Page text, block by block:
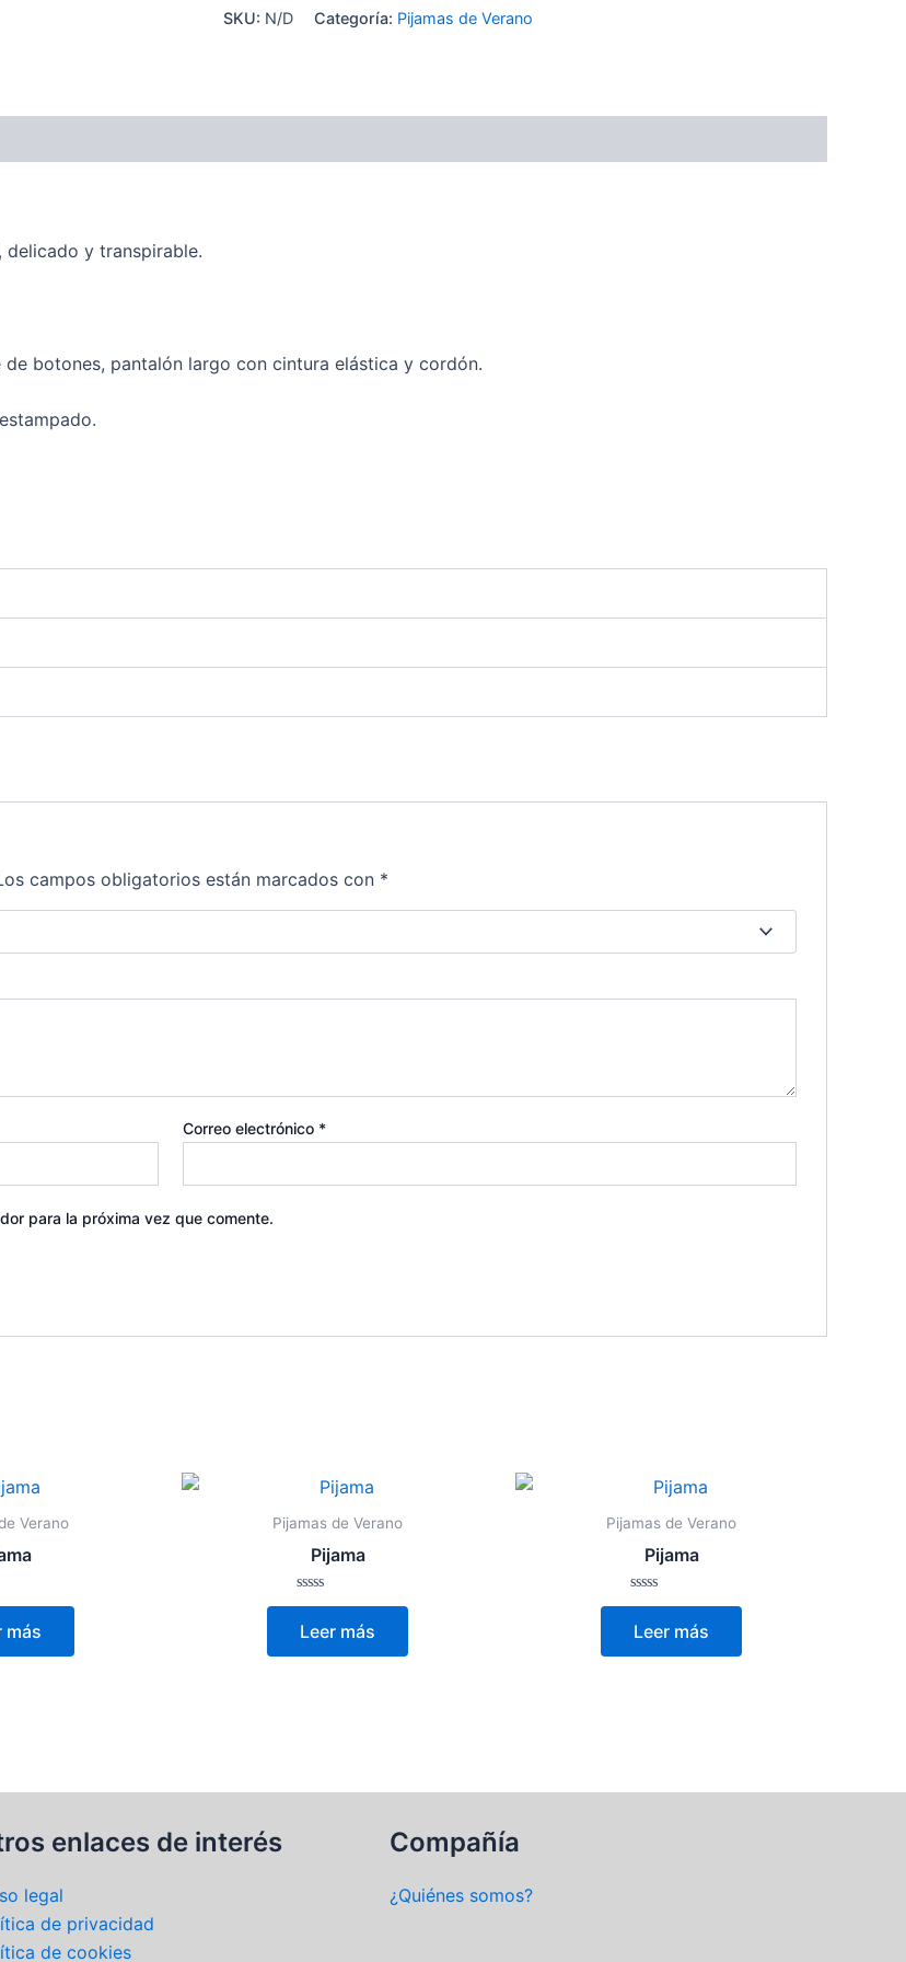
SKU: N/D Categoría: Pijamas de Verano
delicado y transpirable.
botones, pantalón largo con cintura elástica y cordón.
campos obligatorios están marcados con *
Correo electrónico *
para la próxima vez que comente.
Verano
más
Pijamas de Verano
Pijama
Valorado
0
5
Leer más
Pijamas de Verano
Pijama
Valorado
0
5
Leer más
enlaces de interés
legal
de privacidad
de cookies
Compañía
¿Quiénes somos?